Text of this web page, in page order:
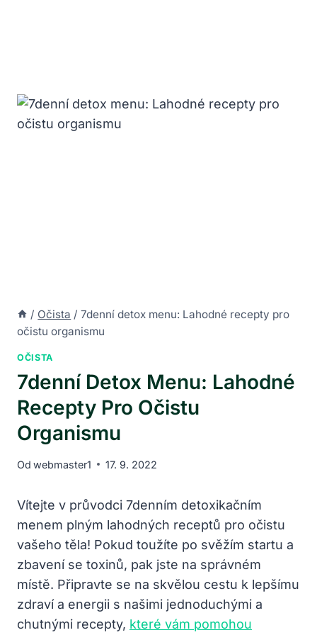
/ Očista / 7denní detox menu: Lahodné recepty pro
očistu organismu
OČISTA
7denní Detox Menu: Lahodné
Recepty Pro Očistu
Organismu
Od webmaster1 17. 9. 2022
Vítejte v průvodci 7denním detoxikačním
menem plným lahodných receptů pro očistu
vašeho těla! Pokud toužíte po svěžím startu a
zbavení se toxinů, pak jste na správném
místě. Připravte se na skvělou cestu k lepšímu
zdraví a energii s našimi jednoduchými a
chutnými recepty, které vám pomohou